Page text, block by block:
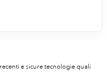
e sicure tecnologie quali